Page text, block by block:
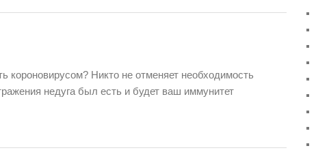
короновирусом? Никто не отменяет необходимость
недуга был есть и будет ваш иммунитет